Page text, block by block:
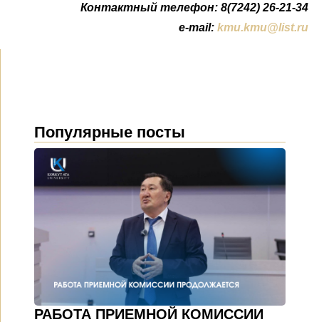
Контактный телефон: 8(7242) 26-21-34
e-mail: kmu.kmu@list.ru
Популярные посты
РАБОТА ПРИЕМНОЙ КОМИССИИ